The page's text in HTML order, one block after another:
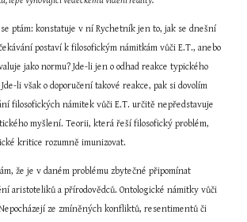
ptám: konstatuje v ní Rychetník jen to, jak se dnešní
postaví k filosofickým námitkám vůči E.T., anebo
jako normu? Jde-li jen o odhad reakce typického
li však o doporučení takové reakce, pak si dovolím
filosofických námitek vůči E.T. určitě nepředstavuje
myšlení. Teorii, která řeší filosofický problém,
kritice rozumně imunizovat.
že je v daném problému zbytečné připomínat
aristoteliků a přírodovědců. Ontologické námitky vůči
ze zmíněných konfliktů, resentimentů či